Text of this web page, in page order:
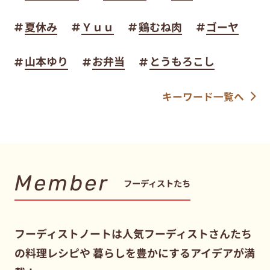
夏休み Ｙｕｕ 鶏むね肉 ゴーヤ
山本ゆり お弁当 とうもろこし
キーワード一覧へ
Member フーディストたち
フーディストノートは人気フーディストさんたち
の料理レシピや暮らしを豊かにするアイデアが満